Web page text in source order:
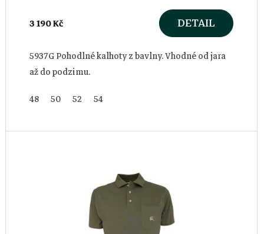
t
3 190 Kč DETAIL
5937G Pohodlné kalhoty z bavlny. Vhodné od jara
až do podzimu.
48
50 52 54